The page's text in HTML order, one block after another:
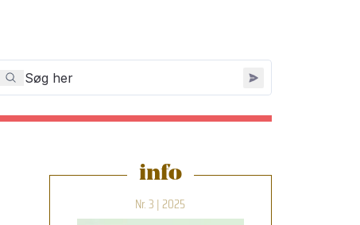
info
Nr. 3 | 2025